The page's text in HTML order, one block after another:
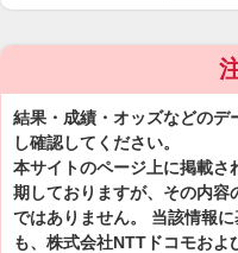
結果・成績・オッズなどのデ
し確認してください。
本サイトのページ上に掲載さ
期しておりますが、その内容
ではありません。 当該情報
も、株式会社NTTドコモお